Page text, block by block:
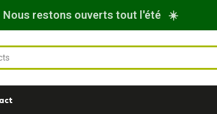
restons ouverts tout l'été ☀️